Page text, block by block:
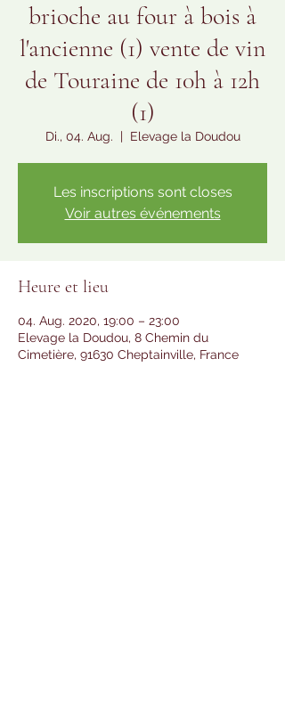
brioche au four à bois à
l'ancienne (1) vente de vin
de Touraine de 10h à 12h
(1)
Di., 04. Aug.
  |
Elevage la Doudou
Les inscriptions sont closes
Voir autres événements
Heure et lieu
04. Aug. 2020, 19:00 – 23:00
Elevage la Doudou, 8 Chemin du
Cimetière, 91630 Cheptainville, France